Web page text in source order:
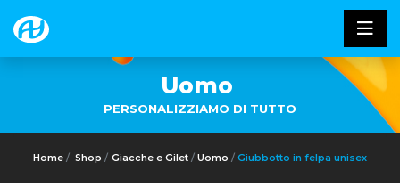
Uomo
PERSONALIZZIAMO DI TUTTO
Home Shop Giacche e Gilet Uomo Giubbotto in felpa unisex